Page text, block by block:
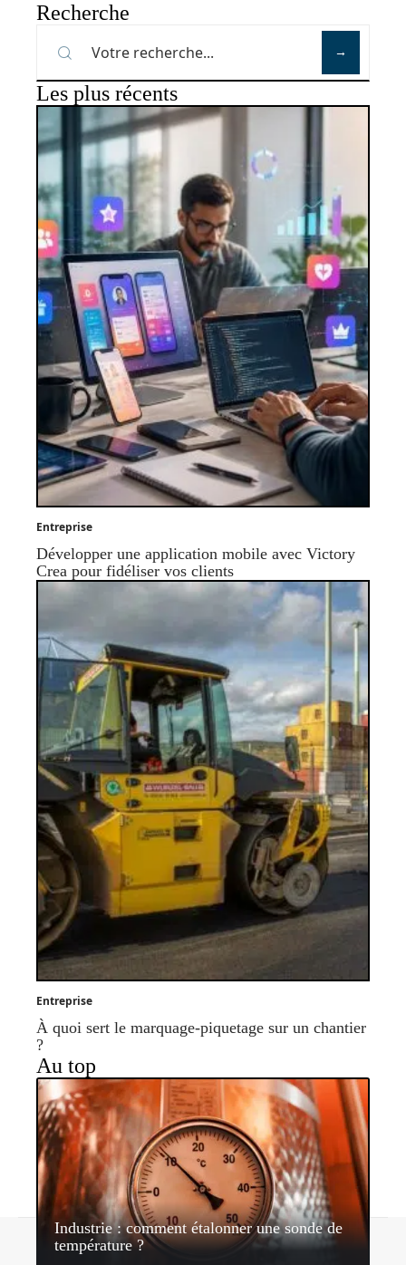
Recherche
Les plus récents
Entreprise
Développer une application mobile avec Victory
Crea pour fidéliser vos clients
Entreprise
À quoi sert le marquage-piquetage sur un chantier
?
Au top
Industrie : comment étalonner une sonde de
température ?
Contact Mentions légales Sitemap